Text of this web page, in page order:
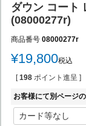
ダウン コート
(08000277r)
商品番号 08000277r
¥19,800税込
[ 198 ポイント進呈 ]
お客様にて別ページ